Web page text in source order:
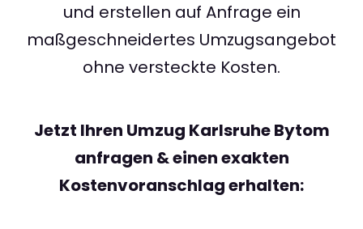
und erstellen auf Anfrage ein
maßgeschneidertes Umzugsangebot
ohne versteckte Kosten.
Jetzt Ihren Umzug Karlsruhe Bytom
anfragen & einen exakten
Kostenvoranschlag erhalten: